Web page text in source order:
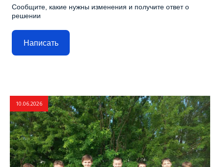
Сообщите, какие нужны изменения и получите ответ о
решении
Написать
10.06.2026